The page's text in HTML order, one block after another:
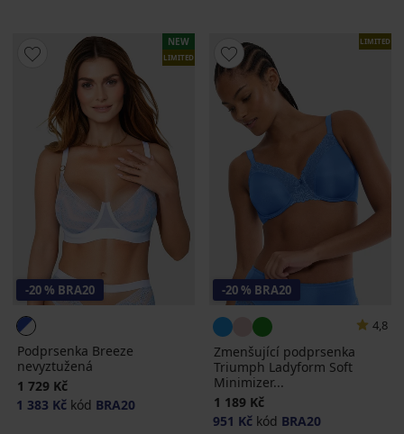
NEW
LIMITED
-20 % BRA20
Podprsenka Breeze
nevyztužená
1 729 Kč
1 383 Kč kód BRA20
LIMITED
-20 % BRA20
4,8
Zmenšující podprsenka
Triumph Ladyform Soft
Minimizer...
1 189 Kč
951 Kč kód BRA20